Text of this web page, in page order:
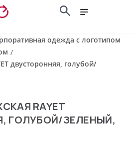
одежда с логотипом
/
двусторонняя, голубой/
RAYET
ГОЛУБОЙ/ЗЕЛЕНЫЙ,